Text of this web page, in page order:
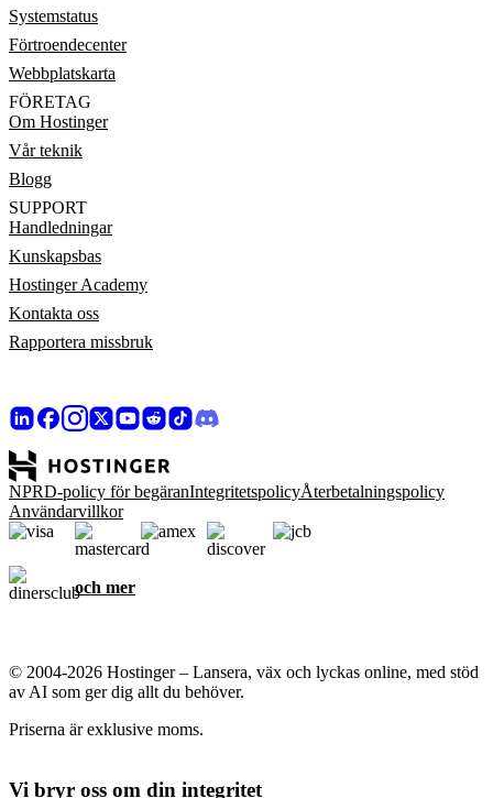
Systemstatus
Förtroendecenter
Webbplatskarta
FÖRETAG
Om Hostinger
Vår teknik
Blogg
SUPPORT
Handledningar
Kunskapsbas
Hostinger Academy
Kontakta oss
Rapportera missbruk
NPRD-policy för begäranIntegritetspolicyÅterbetalningspolicy
Användarvillkor
och mer
© 2004-2026 Hostinger – Lansera, väx och lyckas online, med stöd
av AI som ger dig allt du behöver.
Priserna är exklusive moms.
Vi bryr oss om din integritet